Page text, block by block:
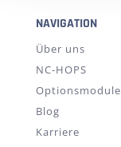
NAVIGATION
Über uns
NC-HOPS
Optionsmodule
Blog
Karriere